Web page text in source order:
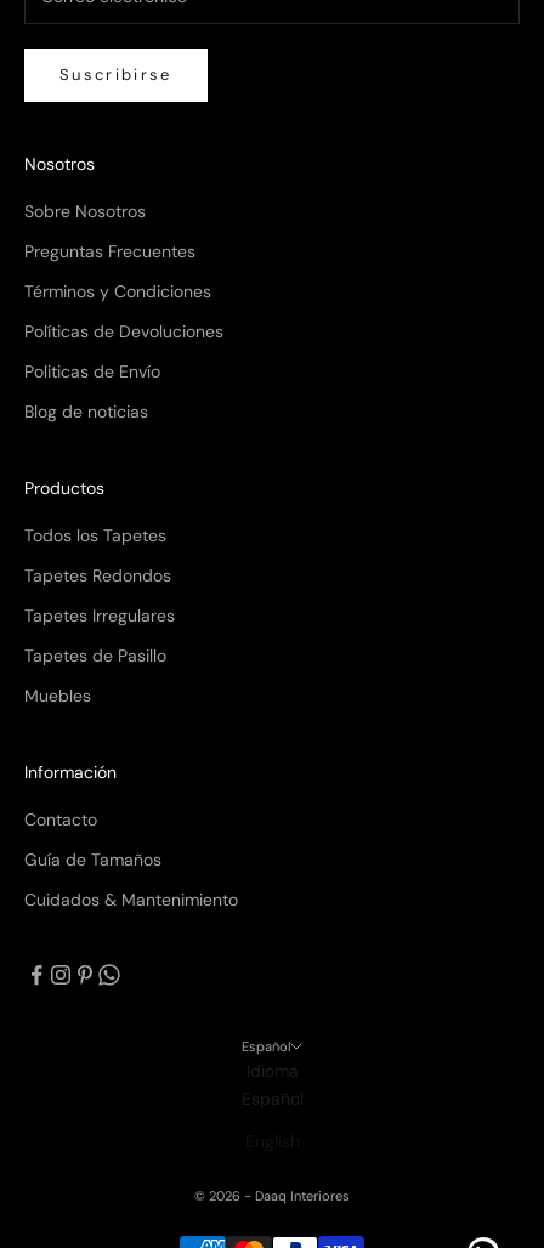
Suscribirse
Nosotros
Sobre Nosotros
Preguntas Frecuentes
Términos y Condiciones
Políticas de Devoluciones
Politicas de Envío
Blog de noticias
Productos
Todos los Tapetes
Tapetes Redondos
Tapetes Irregulares
Tapetes de Pasillo
Muebles
Información
Contacto
Guía de Tamaños
Cuidados & Mantenimiento
Español
Idioma
Español
© 2026 - Daaq Interiores